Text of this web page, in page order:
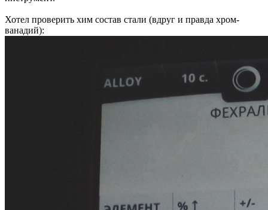
Хотел проверить хим состав стали (вдруг и правда хром-
ванадий):